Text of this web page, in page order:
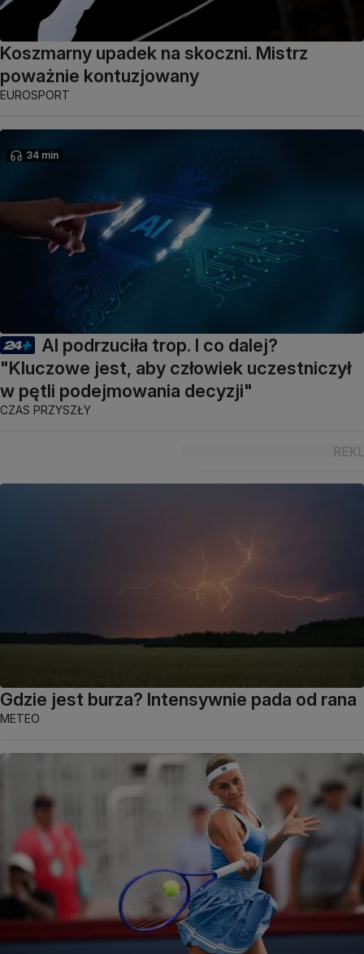
Koszmarny upadek na skoczni. Mistrz
poważnie kontuzjowany
EUROSPORT
34 min
AI podrzuciła trop. I co dalej?
"Kluczowe jest, aby człowiek uczestniczył
w pętli podejmowania decyzji"
CZAS PRZYSZŁY
Gdzie jest burza? Intensywnie pada od rana
METEO